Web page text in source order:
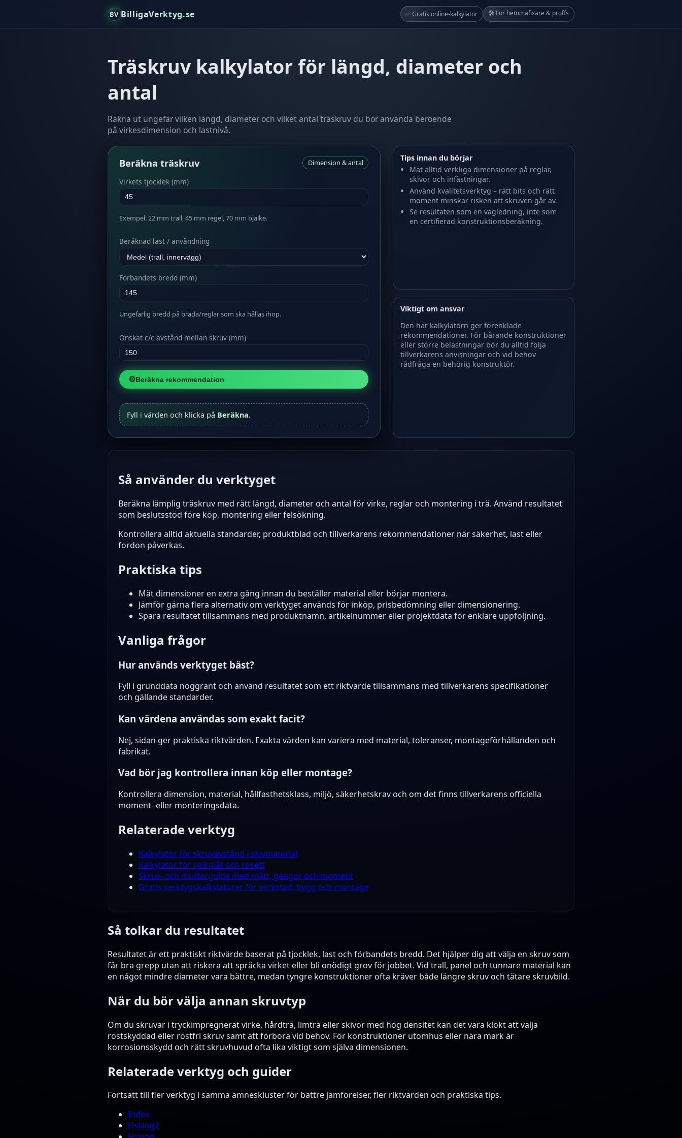
BV BilligaVerktyg.se ✅ Gratis online-kalkylator 🛠 För hemmafixare & proffs
Träskruv kalkylator för längd, diameter och
antal
Räkna ut ungefär vilken längd, diameter och vilket antal träskruv du bör använda beroende
på virkesdimension och lastnivå.
Beräkna träskruv Dimension & antal
Virkets tjocklek (mm)
Exempel: 22 mm trall, 45 mm regel, 70 mm bjälke.
Beräknad last / användning
Förbandets bredd (mm)
Ungefärlig bredd på bräda/reglar som ska hållas ihop.
Önskat c/c-avstånd mellan skruv (mm)
⚙️Beräkna rekommendation
Fyll i värden och klicka på Beräkna.
Tips innan du börjar
Mät alltid verkliga dimensioner på reglar,
skivor och infästningar.
Använd kvalitetsverktyg – rätt bits och rätt
moment minskar risken att skruven går av.
Se resultaten som en vägledning, inte som
en certifierad konstruktionsberäkning.
Viktigt om ansvar
Den här kalkylatorn ger förenklade
rekommendationer. För bärande konstruktioner
eller större belastningar bör du alltid följa
tillverkarens anvisningar och vid behov
rådfråga en behörig konstruktör.
Så använder du verktyget
Beräkna lämplig träskruv med rätt längd, diameter och antal för virke, reglar och montering i trä. Använd resultatet
som beslutsstöd före köp, montering eller felsökning.
Kontrollera alltid aktuella standarder, produktblad och tillverkarens rekommendationer när säkerhet, last eller
fordon påverkas.
Praktiska tips
Mät dimensioner en extra gång innan du beställer material eller börjar montera.
Jämför gärna flera alternativ om verktyget används för inköp, prisbedömning eller dimensionering.
Spara resultatet tillsammans med produktnamn, artikelnummer eller projektdata för enklare uppföljning.
Vanliga frågor
Hur används verktyget bäst?
Fyll i grunddata noggrant och använd resultatet som ett riktvärde tillsammans med tillverkarens specifikationer
och gällande standarder.
Kan värdena användas som exakt facit?
Nej, sidan ger praktiska riktvärden. Exakta värden kan variera med material, toleranser, montageförhållanden och
fabrikat.
Vad bör jag kontrollera innan köp eller montage?
Kontrollera dimension, material, hållfasthetsklass, miljö, säkerhetskrav och om det finns tillverkarens officiella
moment- eller monteringsdata.
Relaterade verktyg
Kalkylator för skruvavstånd i skivmaterial
Kalkylator för spikplåt och rosett
Skruv- och mutterguide med mått, gängor och moment
Gratis verktygskalkylatorer för verkstad, bygg och montage
Så tolkar du resultatet
Resultatet är ett praktiskt riktvärde baserat på tjocklek, last och förbandets bredd. Det hjälper dig att välja en skruv som
får bra grepp utan att riskera att spräcka virket eller bli onödigt grov för jobbet. Vid trall, panel och tunnare material kan
en något mindre diameter vara bättre, medan tyngre konstruktioner ofta kräver både längre skruv och tätare skruvbild.
När du bör välja annan skruvtyp
Om du skruvar i tryckimpregnerat virke, hårdträ, limträ eller skivor med hög densitet kan det vara klokt att välja
rostskyddad eller rostfri skruv samt att förbora vid behov. För konstruktioner utomhus eller nära mark är
korrosionsskydd och rätt skruvhuvud ofta lika viktigt som själva dimensionen.
Relaterade verktyg och guider
Fortsätt till fler verktyg i samma ämneskluster för bättre jämförelser, fler riktvärden och praktiska tips.
Index
Hslang2